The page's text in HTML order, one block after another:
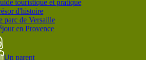
touristique et pratique
d'histoire
parc de Versaille
en Provence
Un parent